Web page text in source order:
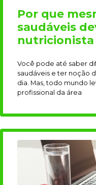
Por que
saudáveis
nutricionista
Você pode até saber
saudáveis e ter noção
dia. Mas, todo mundo
profissional da área